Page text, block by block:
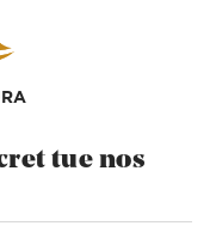
tue nos